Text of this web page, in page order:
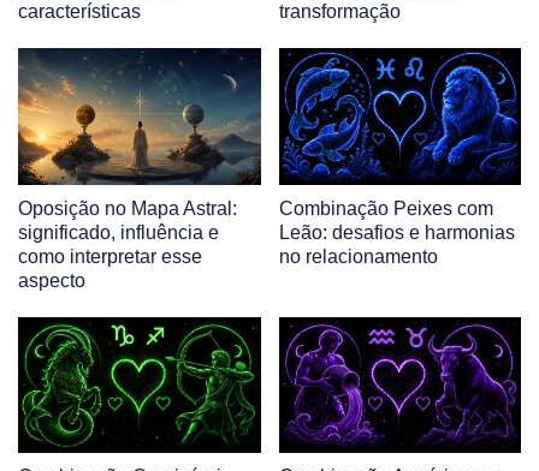
características
transformação
Oposição no Mapa Astral:
significado, influência e
como interpretar esse
aspecto
Combinação Peixes com
Leão: desafios e harmonias
no relacionamento